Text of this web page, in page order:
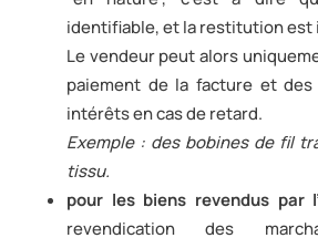
identifiable, et la restitution est
Le vendeur peut alors
paiement de la facture et des
intérêts en cas de retard.
Exemple : des bobines de fil
tissu.
pour les biens revendus par
revendication des